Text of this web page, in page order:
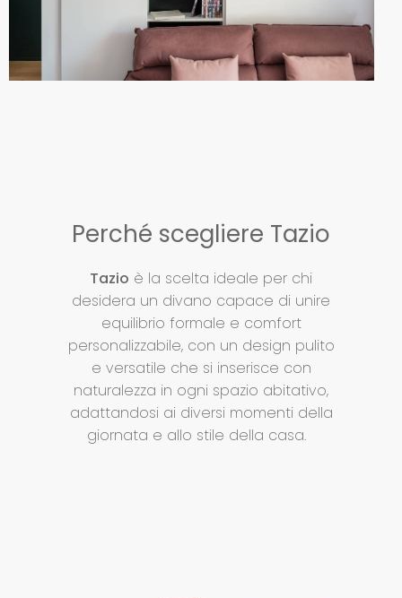
Perché scegliere Tazio
Tazio è la scelta ideale per chi
desidera un divano capace di unire
equilibrio formale e comfort
personalizzabile, con un design pulito
e versatile che si inserisce con
naturalezza in ogni spazio abitativo,
adattandosi ai diversi momenti della
giornata e allo stile della casa.